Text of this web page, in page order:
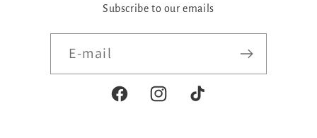
Subscribe to our emails
E‑mail
FacebookInstagramTikTok